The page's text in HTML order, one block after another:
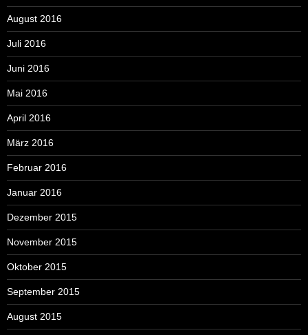
August 2016
Juli 2016
Juni 2016
Mai 2016
April 2016
März 2016
Februar 2016
Januar 2016
Dezember 2015
November 2015
Oktober 2015
September 2015
August 2015